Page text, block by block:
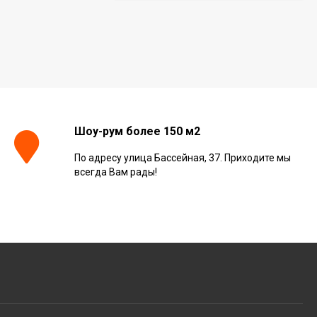
60x60, 610010002676
Шоу-рум более 150 м2
По адресу улица Бассейная, 37. Приходите мы
всегда Вам рады!